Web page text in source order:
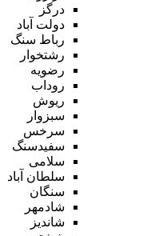
درگز
دولت آباد
رباط سنگ
رشتخوار
رضویه
روداب
ریوش
سبزوار
سرخس
سفیدسنگ
سلامی
سلطان آباد
سنگان
شادمهر
شاندیز